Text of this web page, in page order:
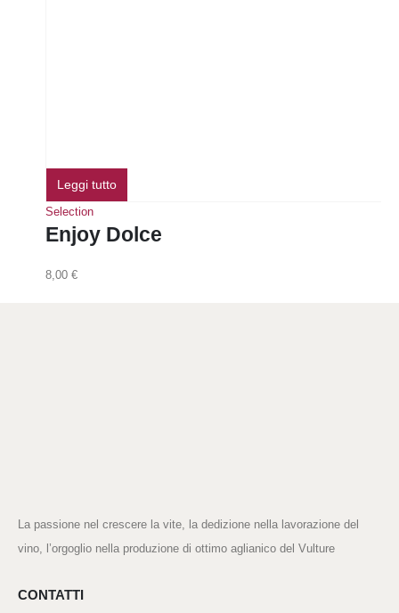
Leggi tutto
Selection
Enjoy Dolce
8,00 €
La passione nel crescere la vite, la dedizione nella lavorazione del
vino, l’orgoglio nella produzione di ottimo aglianico del Vulture
CONTATTI